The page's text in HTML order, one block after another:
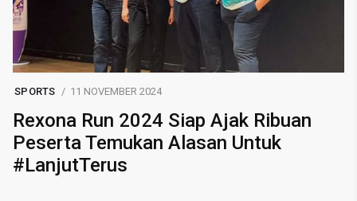
SPORTS 11 NOVEMBER 2024
Rexona Run 2024 Siap Ajak Ribuan
Peserta Temukan Alasan Untuk
#LanjutTerus